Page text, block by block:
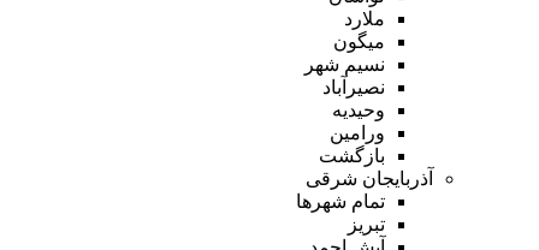
ملارد
میگون
نسیم شهر
نصیرآباد
وحیدیه
ورامین
بازگشت
آذربایجان شرقی
تمام شهر‌ها
تبریز